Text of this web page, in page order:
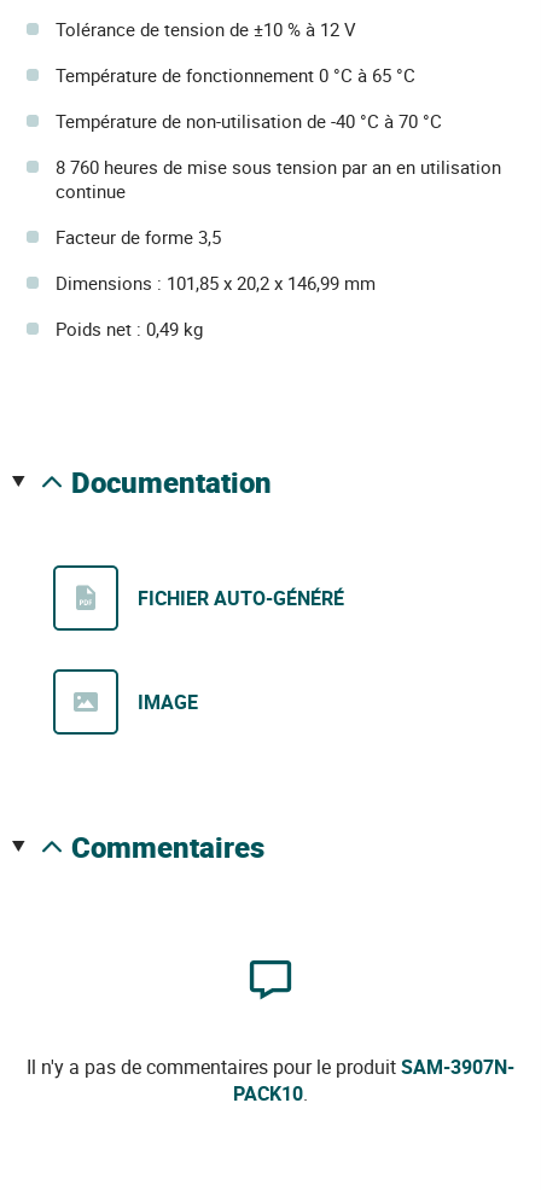
Tolérance de tension de ±10 % à 12 V
Température de fonctionnement 0 °C à 65 °C
Température de non-utilisation de -40 °C à 70 °C
8 760 heures de mise sous tension par an en utilisation
continue
Facteur de forme 3,5
Dimensions : 101,85 x 20,2 x 146,99 mm
Poids net : 0,49 kg
documentation
FICHIER AUTO-GÉNÉRÉ
IMAGE
commentaires
Il n'y a pas de commentaires pour le produitSAM-3907N-
PACK10.